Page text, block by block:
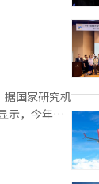
国家研究机
预计为6971